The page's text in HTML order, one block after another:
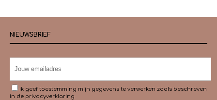
NIEUWSBRIEF
ik geef toestemming mijn gegevens te verwerken zoals beschreven
in de privacyverklaring